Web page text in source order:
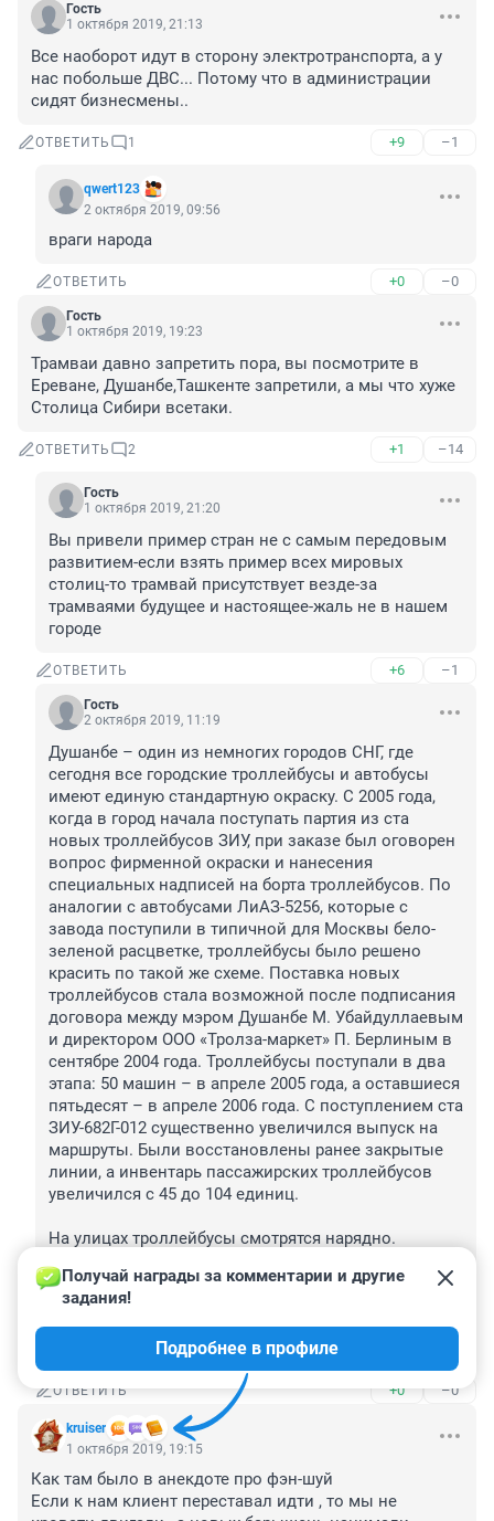
Гость
1 октября 2019, 21:13
Все наоборот идут в сторону электротранспорта, а у
нас побольше ДВС... Потому что в администрации
сидят бизнесмены..
ОТВЕТИТЬ 1 +9 –1
qwert123
2 октября 2019, 09:56
враги народа
ОТВЕТИТЬ +0 –0
Гость
1 октября 2019, 19:23
Трамваи давно запретить пора, вы посмотрите в
Ереване, Душанбе,Ташкенте запретили, а мы что хуже
Столица Сибири всетаки.
ОТВЕТИТЬ 2 +1 –14
Гость
1 октября 2019, 21:20
Вы привели пример стран не с самым передовым
развитием-если взять пример всех мировых
столиц-то трамвай присутствует везде-за
трамваями будущее и настоящее-жаль не в нашем
городе
ОТВЕТИТЬ +6 –1
Гость
2 октября 2019, 11:19
Душанбе – один из немногих городов СНГ, где
сегодня все городские троллейбусы и автобусы
имеют единую стандартную окраску. С 2005 года,
когда в город начала поступать партия из ста
новых троллейбусов ЗИУ, при заказе был оговорен
вопрос фирменной окраски и нанесения
специальных надписей на борта троллейбусов. По
аналогии с автобусами ЛиАЗ-5256, которые с
завода поступили в типичной для Москвы бело-
зеленой расцветке, троллейбусы было решено
красить по такой же схеме. Поставка новых
троллейбусов стала возможной после подписания
договора между мэром Душанбе М. Убайдуллаевым
и директором ООО «Тролза-маркет» П. Берлиным в
сентябре 2004 года. Троллейбусы поступали в два
этапа: 50 машин – в апреле 2005 года, а оставшиеся
пятьдесят – в апреле 2006 года. С поступлением ста
ЗИУ-682Г-012 существенно увеличился выпуск на
маршруты. Были восстановлены ранее закрытые
линии, а инвентарь пассажирских троллейбусов
увеличился с 45 до 104 единиц.
На улицах троллейбусы смотрятся нарядно.
внешний вид изменится, но сегодня троллейбусы в
Душанбе выглядят современным, опрятным и
дисциплинированным видом городского
пассажирского транспорта.
ОТВЕТИТЬ +0 –0
kruiser
Получай награды за комментарии и другие
задания!
Подробнее в профиле
1 октября 2019, 19:15
Как там было в анекдоте про фэн-шуй
Если к нам клиент переставал идти , то мы не